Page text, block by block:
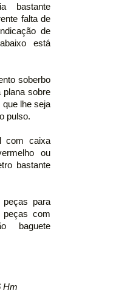
bastante
falta de
de
está
soberbo
plana sobre
lhe seja
pulso.
com caixa
ou
bastante
para
com
baguete
Hm